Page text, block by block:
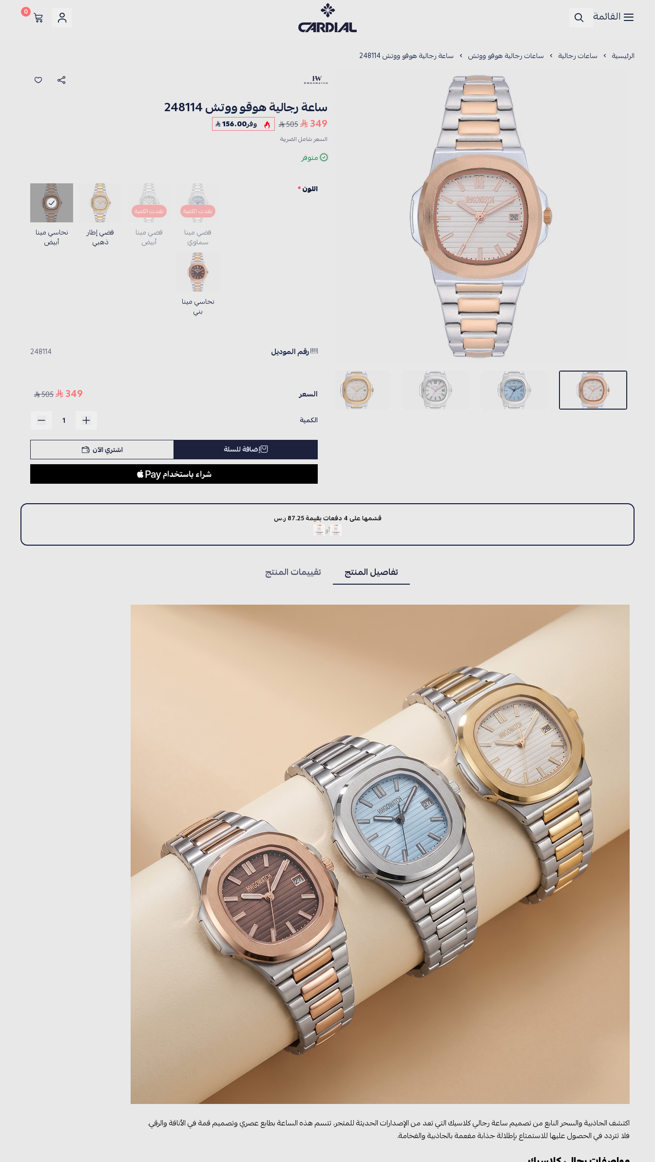
القائمة كارديــال
0
الرئيسية ساعات رجالية ساعات رجالية هوقو ووتش ساعة رجالية هوقو ووتش 248114
ساعة رجالية هوقو ووتش 248114
349
505 وفر156.00
السعر شامل الضريبة
متوفر
اللون*
نفدت الكمية
فضي مينا
سماوي
نفدت الكمية
فضي مينا
أبيض
فضي إطار
ذهبي
نحاسي مينا
أبيض
نحاسي مينا
بني
رقم الموديل 248114
السعر 349
505
الكمية
إضافة للسلة اشتري الآن
قسّمها على 4 دفعات بقيمة 87.25 ر.س
أو
تفاصيل المنتج تقييمات المنتج
اكتشف الجاذبية والسحر النابع من تصميم ساعة رجالي كلاسيك التي تعد من الإصدارات الحديثة للمتجر، تتسم هذه الساعة بطابع عصري وتصميم قمة في الأناقة والرقي.
فلا تتردد في الحصول عليها للاستمتاع بإطلالة جذابة مفعمة بالجاذبية والفخامة.